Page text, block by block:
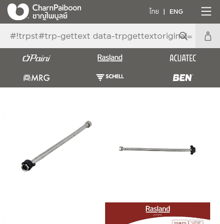
ไทย ENG